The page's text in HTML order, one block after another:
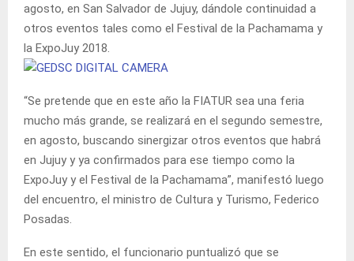
agosto, en San Salvador de Jujuy, dándole continuidad a
otros eventos tales como el Festival de la Pachamama y
la ExpoJuy 2018.
“Se pretende que en este año la FIATUR sea una feria
mucho más grande, se realizará en el segundo semestre,
en agosto, buscando sinergizar otros eventos que habrá
en Jujuy y ya confirmados para ese tiempo como la
ExpoJuy y el Festival de la Pachamama”, manifestó luego
del encuentro, el ministro de Cultura y Turismo, Federico
Posadas.
En este sentido, el funcionario puntualizó que se